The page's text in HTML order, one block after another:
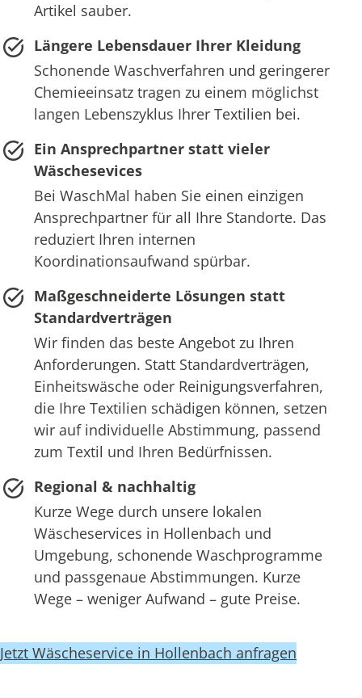
Artikel sauber.
Längere Lebensdauer Ihrer Kleidung
Schonende Waschverfahren und geringerer
Chemieeinsatz tragen zu einem möglichst
langen Lebenszyklus Ihrer Textilien bei.
Ein Ansprechpartner statt vieler
Wäschesevices
Bei WaschMal haben Sie einen einzigen
Ansprechpartner für all Ihre Standorte. Das
reduziert Ihren internen
Koordinationsaufwand spürbar.
Maßgeschneiderte Lösungen statt
Standardverträgen
Wir finden das beste Angebot zu Ihren
Anforderungen. Statt Standardverträgen,
Einheitswäsche oder Reinigungsverfahren,
die Ihre Textilien schädigen können, setzen
wir auf individuelle Abstimmung, passend
zum Textil und Ihren Bedürfnissen.
Regional & nachhaltig
Kurze Wege durch unsere lokalen
Wäscheservices in Hollenbach und
Umgebung, schonende Waschprogramme
und passgenaue Abstimmungen. Kurze
Wege – weniger Aufwand – gute Preise.
Jetzt Wäscheservice in Hollenbach anfragen